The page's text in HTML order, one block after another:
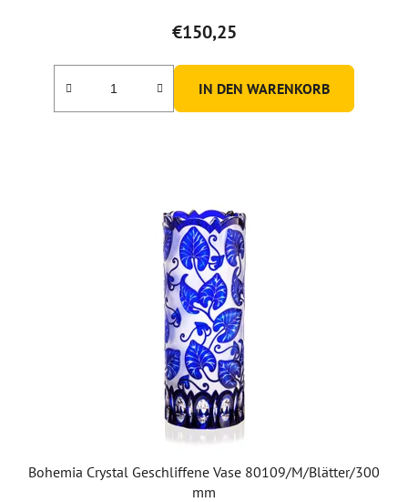
€150,25
IN DEN WARENKORB
Bohemia Crystal Geschliffene Vase 80109/M/Blätter/300
mm